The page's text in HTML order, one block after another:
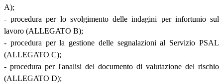
A);
- procedura per lo svolgimento delle indagini per infortunio sul
lavoro (ALLEGATO B);
- procedura per la gestione delle segnalazioni al Servizio PSAL
(ALLEGATO C);
- procedura per l'analisi del documento di valutazione del rischio
(ALLEGATO D);